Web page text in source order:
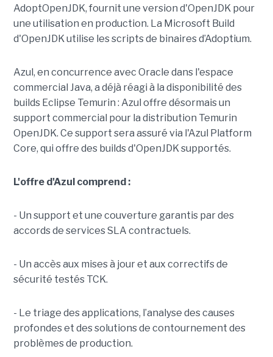
AdoptOpenJDK, fournit une version d'OpenJDK pour
une utilisation en production. La Microsoft Build
d'OpenJDK utilise les scripts de binaires d’Adoptium.
Azul, en concurrence avec Oracle dans l'espace
commercial Java, a déjà réagi à la disponibilité des
builds Eclipse Temurin : Azul offre désormais un
support commercial pour la distribution Temurin
OpenJDK. Ce support sera assuré via l'Azul Platform
Core, qui offre des builds d'OpenJDK supportés.
L'offre d'Azul comprend :
- Un support et une couverture garantis par des
accords de services SLA contractuels.
- Un accès aux mises à jour et aux correctifs de
sécurité testés TCK.
- Le triage des applications, l’analyse des causes
profondes et des solutions de contournement des
problèmes de production.